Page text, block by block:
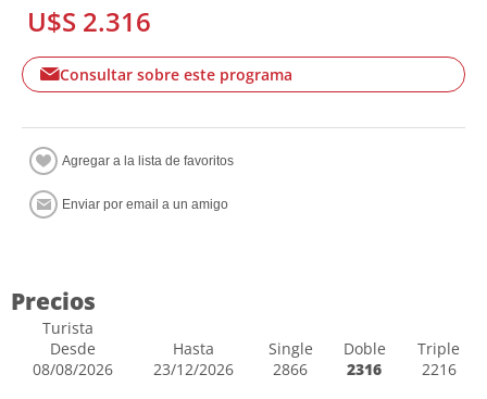
U$S 2.316
Consultar sobre este programa
Precios
Turista
Desde
Hasta Single Doble
Triple
08/08/2026
23/12/2026 2866 2316 2216